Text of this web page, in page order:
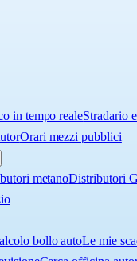
in tempo realeStradario
Orari mezzi pubblici
metanoDistributori
bollo autoLe mie